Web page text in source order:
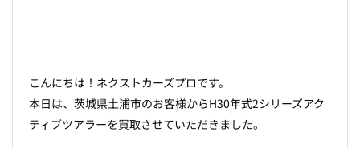
こんにちは！ネクストカーズプロです。
本日は、茨城県土浦市のお客様からH30年式2シリーズアク
ティブツアラーを買取させていただきました。